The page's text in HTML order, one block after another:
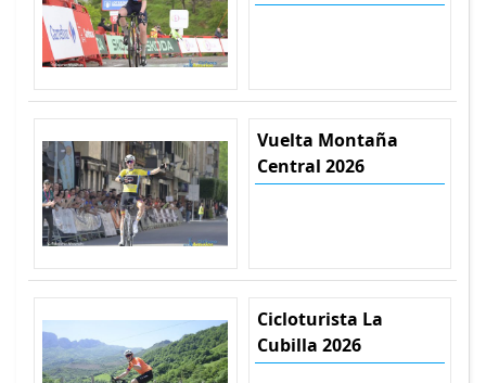
Vuelta Montaña
Central 2026
Cicloturista La
Cubilla 2026